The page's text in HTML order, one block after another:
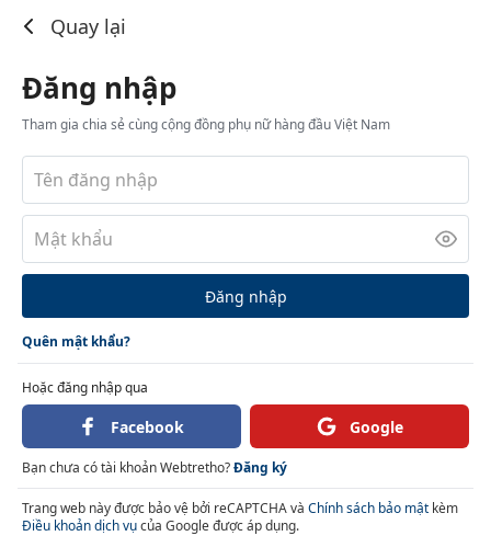
Quay lại
Đăng nhập
Tham gia chia sẻ cùng cộng đồng phụ nữ hàng đầu Việt Nam
Đăng nhập
Quên mật khẩu?
Hoặc đăng nhập qua
Facebook Google
Bạn chưa có tài khoản Webtretho?Đăng ký
Trang web này được bảo vệ bởi reCAPTCHA và Chính sách bảo mật kèm
Điều khoản dịch vụcủa Google được áp dụng.